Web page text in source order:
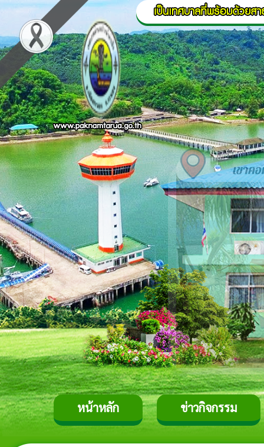
หน้าหลัก ข่าวกิจกรรม